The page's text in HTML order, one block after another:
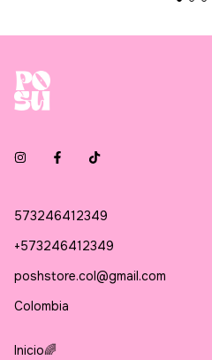
573246412349
+573246412349
poshstore.col@gmail.com
Colombia
Inicio🌈